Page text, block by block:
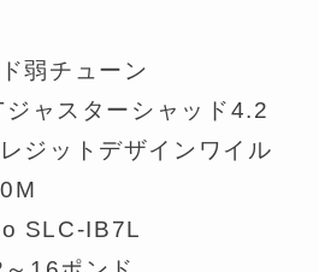
弱チューン
ャスターシャッド4.2
ジットデザインワイル
SLC-IB7L